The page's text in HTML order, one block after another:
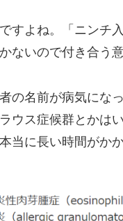
すよね。「ニンチ
ないので付き合う
の名前が病気にな
ウス症候群とかは
当に長い時間がか